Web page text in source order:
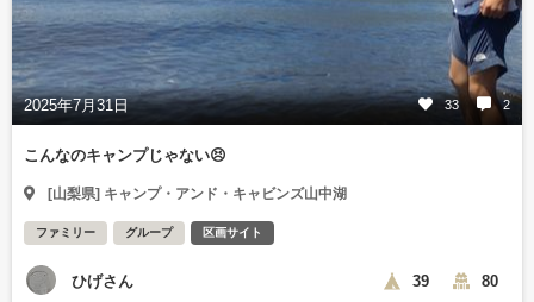
2025年7月31日 33 2
こんなのキャンプじゃない😣
[山梨県] キャンプ・アンド・キャビンズ山中湖
ファミリー グループ 区画サイト
ひげさん 39 80